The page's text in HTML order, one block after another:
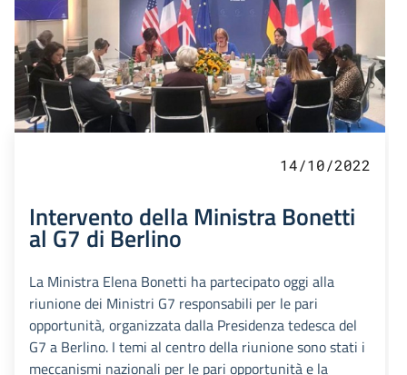
14/10/2022
Intervento della Ministra Bonetti
al G7 di Berlino
La Ministra Elena Bonetti ha partecipato oggi alla
riunione dei Ministri G7 responsabili per le pari
opportunità, organizzata dalla Presidenza tedesca del
G7 a Berlino. I temi al centro della riunione sono stati i
meccanismi nazionali per le pari opportunità e la